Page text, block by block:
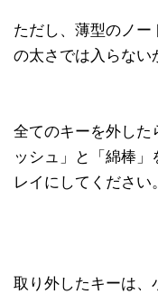
ただし、薄型のノー
の太さでは入らない
全てのキーを外した
ッシュ」と「綿棒
レイにしてください。
取り外したキーは、